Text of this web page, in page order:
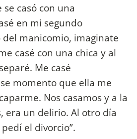
casó con una
en mi segundo
manicomio, imaginate
casé con una chica y al
Me casé
momento que ella me
Nos casamos y a la
era un delirio. Al otro día
el divorcio”.